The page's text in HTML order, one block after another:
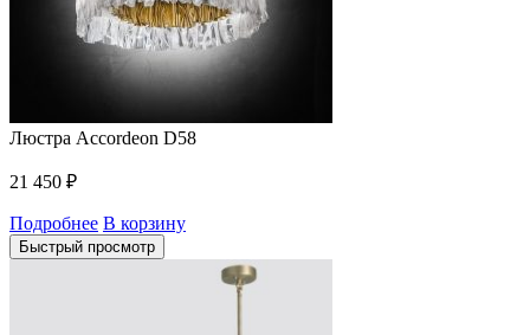
Люстра Accordeon D58
21 450 ₽
Подробнее В корзину
Быстрый просмотр